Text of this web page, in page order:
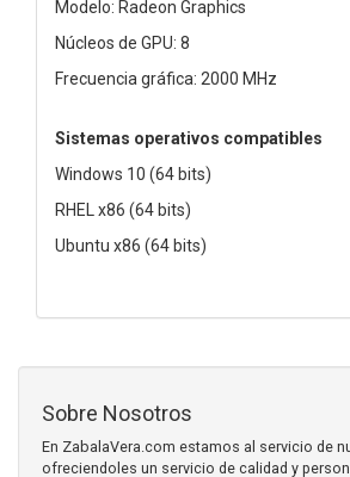
Modelo: Radeon Graphics
Núcleos de GPU: 8
Frecuencia gráfica: 2000 MHz
Sistemas operativos compatibles
Windows 10 (64 bits)
RHEL x86 (64 bits)
Ubuntu x86 (64 bits)
Sobre Nosotros
En ZabalaVera.com estamos al servicio de
ofreciendoles un servicio de calidad y